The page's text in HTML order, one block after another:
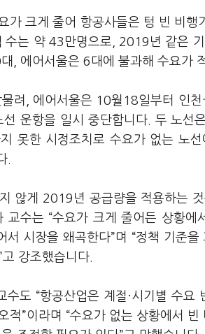
가 크게 줄어 항공사들은 텅 빈 비
수는 약 43만명으로, 2019년 같은
, 에어서울은 6대에 불과해 수요가
려, 에어서울은 10월18일부터 인
운항을 일시 중단합니다. 두 노선
못한 시정조치로 수요가 없는 노
.
않게 2019년 공급량을 적용하는
교수는 “수요가 크게 줄어든 상황
서 시장을 왜곡한다”며 “정책 기준
강조했습니다.
수도 “항공산업은 계절·시기별 수
적”이라며 “수요가 없는 상황에서